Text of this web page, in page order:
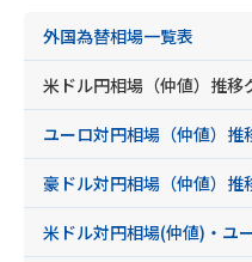
外国為替相場一覧表
米ドル円相場（仲値）推
ユーロ対円相場（仲値）
豪ドル対円相場（仲値）
米ドル対円相場(仲値)・